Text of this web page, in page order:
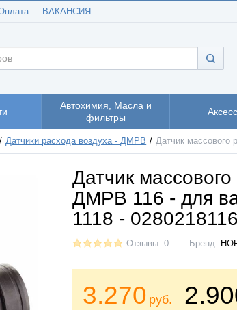
ВАКАНСИЯ
Автохимия, Масла и
фильтры
Датчики расхода воздуха - ДМРВ Датчик массового
Датчик
ДМРВ 116 - для
1118 -
Отзывы: 0 Бренд:
3.270руб.